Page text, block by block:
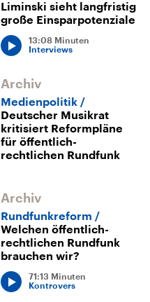
Liminski sieht langfristig
große Einsparpotenziale
13:08 Minuten
Interviews
Archiv
Medienpolitik
Deutscher Musikrat
kritisiert Reformpläne
für öffentlich-
rechtlichen Rundfunk
Archiv
Rundfunkreform
Welchen öffentlich-
rechtlichen Rundfunk
brauchen wir?
71:13 Minuten
Kontrovers